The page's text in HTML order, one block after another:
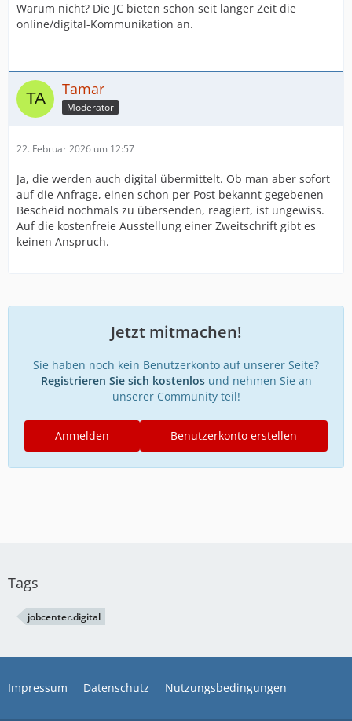
Warum nicht? Die JC bieten schon seit langer Zeit die
online/digital-Kommunikation an.
Tamar
Moderator
22. Februar 2026 um 12:57
Ja, die werden auch digital übermittelt. Ob man aber sofort
auf die Anfrage, einen schon per Post bekannt gegebenen
Bescheid nochmals zu übersenden, reagiert, ist ungewiss.
Auf die kostenfreie Ausstellung einer Zweitschrift gibt es
keinen Anspruch.
Jetzt mitmachen!
Sie haben noch kein Benutzerkonto auf unserer Seite?
Registrieren Sie sich kostenlosund nehmen Sie an
unserer Community teil!
Benutzerkonto erstellen
Anmelden
Tags
jobcenter.digital
Impressum Datenschutz Nutzungsbedingungen